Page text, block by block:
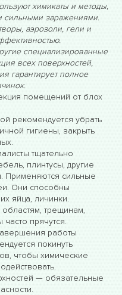
химикаты и методы,
сильными заражениями.
аэрозоли, гели и
специализированные
всех поверхностей,
гарантирует полное
помещений от блох
рекомендуется убрать
гигиены, закрыть
тщательно
плинтусы, другие
Применяются сильные
Они способны
яйца, личинки.
трещинам,
прячутся.
работы
покинуть
чтобы химические
— обязательные